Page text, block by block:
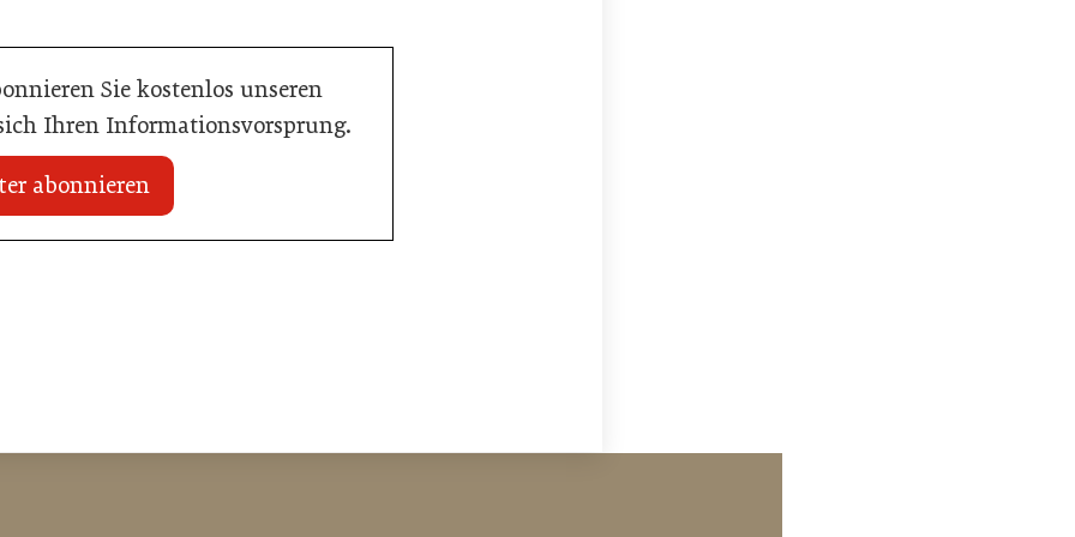
Sie kostenlos unseren
Ihren Informationsvorsprung.
abonnieren